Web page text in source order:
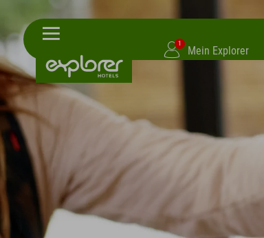
1
Mein Explorer